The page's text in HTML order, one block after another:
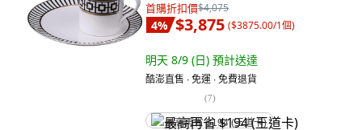
首購折扣價$4,075
4% $3,875 ($3875.00/1個)
明天 8/9 (日) 預計送達
酷澎直售 ∙ 免運 ∙ 免費退貨
(7)
最高再省 $194 (王道卡)